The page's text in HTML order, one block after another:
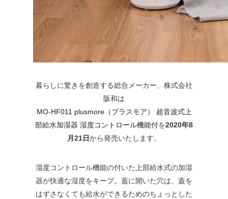
暮らしに驚きを創造する総合メーカー、株式会社
阪和は
MO-HF011 plusmore（プラスモア） 超音波式上
部給水加湿器 湿度コントロール機能付を2020年8
月21日から発売いたします。
湿度コントロール機能の付いた上部給水式の加湿
器が快適な湿度をキープ。蓋に開いた穴は、蓋を
はずさなくても給水ができるためのちょっとした